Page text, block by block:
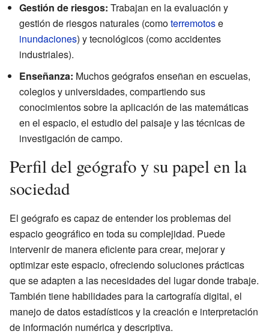
Gestión de riesgos: Trabajan en la evaluación y
gestión de riesgos naturales (comoterremotose
inundaciones) y tecnológicos (como accidentes
industriales).
Enseñanza: Muchos geógrafos enseñan en escuelas,
colegios y universidades, compartiendo sus
conocimientos sobre la aplicación de las matemáticas
en el espacio, el estudio del paisaje y las técnicas de
investigación de campo.
Perfil del geógrafo y su papel en la
sociedad
El geógrafo es capaz de entender los problemas del
espacio geográfico en toda su complejidad. Puede
intervenir de manera eficiente para crear, mejorar y
optimizar este espacio, ofreciendo soluciones prácticas
que se adapten a las necesidades del lugar donde trabaje.
También tiene habilidades para la cartografía digital, el
manejo de datos estadísticos y la creación e interpretación
de información numérica y descriptiva.